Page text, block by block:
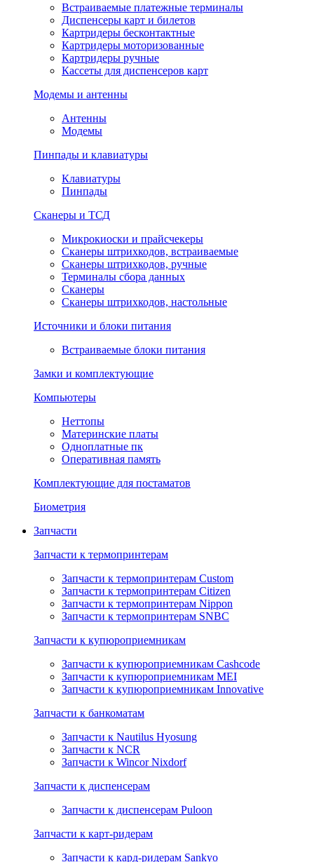
Встраиваемые платежные терминалы
Диспенсеры карт и билетов
Картридеры бесконтактные
Картридеры моторизованные
Картридеры ручные
Кассеты для диспенсеров карт
Модемы и антенны
Антенны
Модемы
Пинпады и клавиатуры
Клавиатуры
Пинпады
Сканеры и ТСД
Микрокиоски и прайсчекеры
Сканеры штрихкодов, встраиваемые
Сканеры штрихкодов, ручные
Терминалы сбора данных
Сканеры
Сканеры штрихкодов, настольные
Источники и блоки питания
Встраиваемые блоки питания
Замки и комплектующие
Компьютеры
Неттопы
Материнские платы
Одноплатные пк
Оперативная память
Комплектующие для постаматов
Биометрия
Запчасти
Запчасти к термопринтерам
Запчасти к термопринтерам Custom
Запчасти к термопринтерам Citizen
Запчасти к термопринтерам Nippon
Запчасти к термопринтерам SNBC
Запчасти к купюроприемникам
Запчасти к купюроприемникам Cashcode
Запчасти к купюроприемникам MEI
Запчасти к купюроприемникам Innovative
Запчасти к банкоматам
Запчасти к Nautilus Hyosung
Запчасти к NCR
Запчасти к Wincor Nixdorf
Запчасти к диспенсерам
Запчасти к диспенсерам Puloon
Запчасти к карт-ридерам
Запчасти к кард-ридерам Sankyo